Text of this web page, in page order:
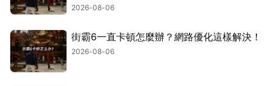
2026-08-06
街霸6一直卡頓怎麼辦？網路優化這樣解決！
2026-08-06